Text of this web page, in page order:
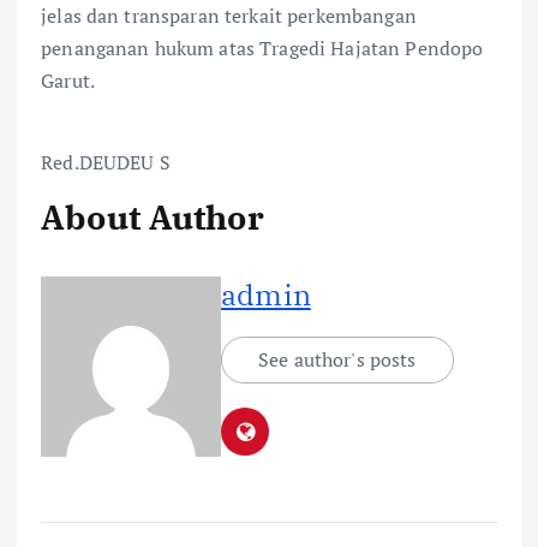
jelas dan transparan terkait perkembangan
penanganan hukum atas Tragedi Hajatan Pendopo
Garut.
Red.DEUDEU S
About Author
admin
See author's posts